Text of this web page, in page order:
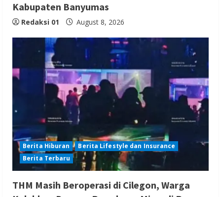
Kabupaten Banyumas
Redaksi 01 August 8, 2026
Berita Hiburan
Berita Lifestyle dan Insurance
Berita Terbaru
THM Masih Beroperasi di Cilegon, Warga